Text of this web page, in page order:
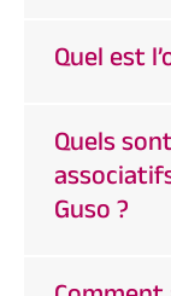
Quel est
Quels
Guso ?